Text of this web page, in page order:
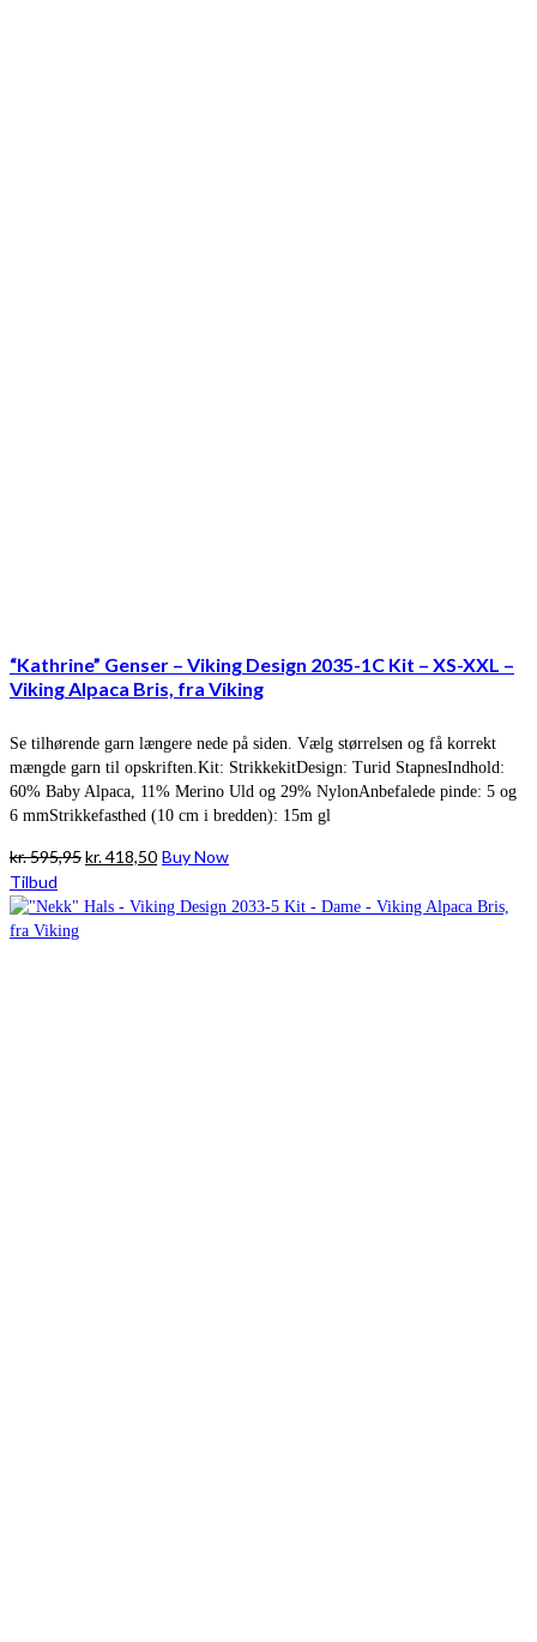
“Kathrine” Genser – Viking Design 2035-1C Kit – XS-XXL –
Viking Alpaca Bris, fra Viking
Se tilhørende garn længere nede på siden. Vælg størrelsen og få korrekt
mængde garn til opskriften.Kit: StrikkekitDesign: Turid StapnesIndhold:
60% Baby Alpaca, 11% Merino Uld og 29% NylonAnbefalede pinde: 5 og
6 mmStrikkefasthed (10 cm i bredden): 15m gl
kr.595,95Den
pris
kr.418,50Den
pris
Buy Now
Tilbud